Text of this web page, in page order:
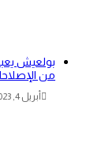
بولعيش
من
أبريل 4, 2023